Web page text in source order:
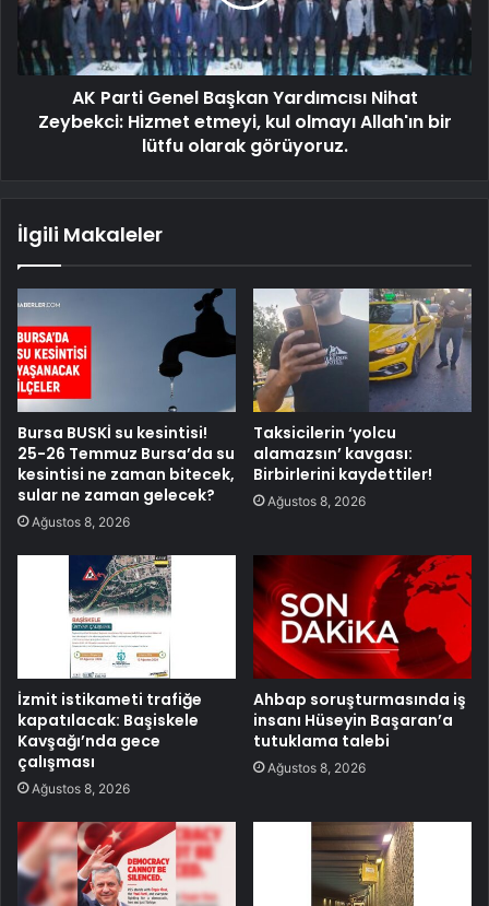
AK Parti Genel Başkan Yardımcısı Nihat
Zeybekci: Hizmet etmeyi, kul olmayı Allah'ın bir
lütfu olarak görüyoruz.
İlgili Makaleler
Bursa BUSKİ su kesintisi!
25-26 Temmuz Bursa’da su
kesintisi ne zaman bitecek,
sular ne zaman gelecek?
Ağustos 8, 2026
Taksicilerin ‘yolcu
alamazsın’ kavgası:
Birbirlerini kaydettiler!
Ağustos 8, 2026
İzmit istikameti trafiğe
kapatılacak: Başiskele
Kavşağı’nda gece
çalışması
Ağustos 8, 2026
Ahbap soruşturmasında iş
insanı Hüseyin Başaran’a
tutuklama talebi
Ağustos 8, 2026